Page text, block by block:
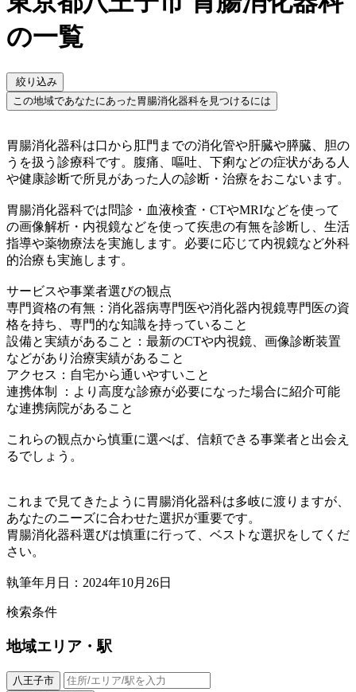
の一覧
絞り込み
この地域であなたにあった胃腸消化器科を見つけるには
胃腸消化器科は口から肛門までの消化管や肝臓や膵臓、胆の
うを扱う診療科です。腹痛、嘔吐、下痢などの症状がある人
や健康診断で所見があった人の診断・治療をおこないます。
胃腸消化器科では問診・血液検査・CTやMRIなどを使って
の画像解析・内視鏡などを使って疾患の有無を診断し、生活
指導や薬物療法を実施します。必要に応じて内視鏡など外科
的治療も実施します。
サービスや事業者選びの観点
専門資格の有無：消化器病専門医や消化器内視鏡専門医の資
格を持ち、専門的な知識を持っていること
設備と実績があること：最新のCTや内視鏡、画像診断装置
などがあり治療実績があること
アクセス：自宅から通いやすいこと
連携体制 ：より高度な診療が必要になった場合に紹介可能
な連携病院があること
これらの観点から慎重に選べば、信頼できる事業者と出会え
るでしょう。
これまで見てきたように胃腸消化器科は多岐に渡りますが、
あなたのニーズに合わせた選択が重要です。
胃腸消化器科選びは慎重に行って、ベストな選択をしてくだ
さい。
執筆年月日：2024年10月26日
検索条件
地域エリア・駅
八王子市